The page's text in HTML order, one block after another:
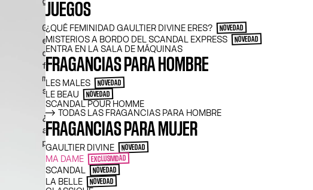
JUEGOS
¿QUÉ FEMINIDAD GAULTIER DIVINE ERES? NOVEDAD
MISTERIOS A BORDO DEL SCANDAL EXPRESS NOVEDAD
ENTRA EN LA SALA DE MÁQUINAS
FRAGANCIAS PARA HOMBRE
LES MALES NOVEDAD
LE BEAU NOVEDAD
SCANDAL POUR HOMME
TODAS LAS FRAGANCIAS PARA HOMBRE
FRAGANCIAS PARA MUJER
GAULTIER DIVINE NOVEDAD
MA DAME EXCLUSIVIDAD
SCANDAL NOVEDAD
LA BELLE NOVEDAD